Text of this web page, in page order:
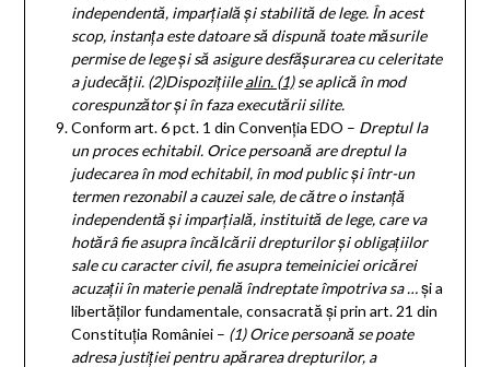
independentă, imparțială și stabilită de lege. În acest
scop, instanța este datoare să dispună toate măsurile
permise de lege și să asigure desfășurarea cu celeritate
a judecății. (2)Dispozițiilealin. (1)se aplică în mod
corespunzător și în faza executării silite.
Conform art. 6 pct. 1 din Convenția EDO – Dreptul la
un proces echitabil. Orice persoană are dreptul la
judecarea în mod echitabil, în mod public şi într-un
termen rezonabil a cauzei sale, de către o instanţă
independentă şi imparţială, instituită de lege, care va
hotărâ fie asupra încălcării drepturilor şi obligaţiilor
sale cu caracter civil, fie asupra temeiniciei oricărei
acuzaţii în materie penală îndreptate împotriva sa…și a
libertăților fundamentale, consacrată și prin art. 21 din
Constituția României – (1) Orice persoanăse poate
adresa justiţiei pentru apărarea drepturilor, a